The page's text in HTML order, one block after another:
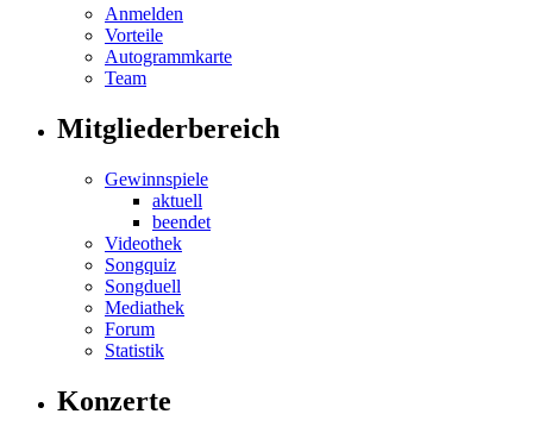
Anmelden
Vorteile
Autogrammkarte
Team
Mitgliederbereich
Gewinnspiele
aktuell
beendet
Videothek
Songquiz
Songduell
Mediathek
Forum
Statistik
Konzerte